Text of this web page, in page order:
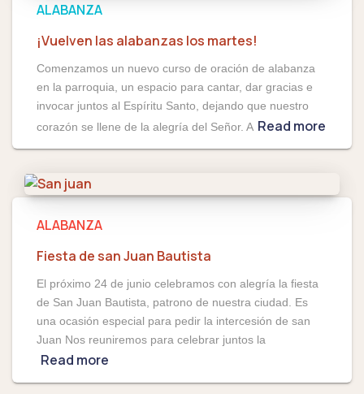
ALABANZA
¡Vuelven las alabanzas los martes!
Comenzamos un nuevo curso de oración de alabanza
en la parroquia, un espacio para cantar, dar gracias e
invocar juntos al Espíritu Santo, dejando que nuestro
corazón se llene de la alegría del Señor. A Read more
ALABANZA
Fiesta de san Juan Bautista
El próximo 24 de junio celebramos con alegría la fiesta
de San Juan Bautista, patrono de nuestra ciudad. Es
una ocasión especial para pedir la intercesión de san
Juan Nos reuniremos para celebrar juntos la
Read more